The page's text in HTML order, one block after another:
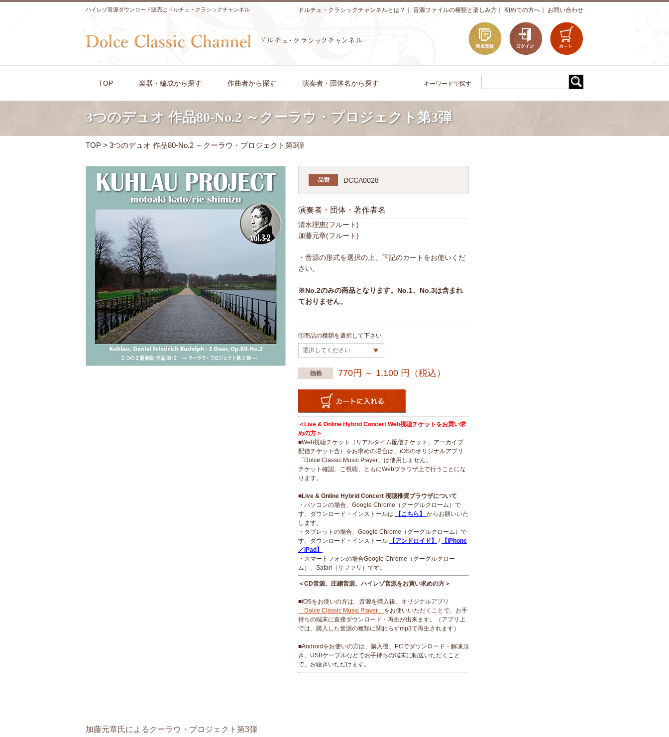
ハイレゾ音源ダウンロード販売はドルチェ・クラシックチャンネル お問い合わせ
初めての方へ
音源ファイルの種類と楽しみ方
ドルチェ・クラシックチャンネルとは？
TOP 楽器・編成から探す 作曲者から探す 演奏者・団体名から探す キーワードで探す
3つのデュオ 作品80-No.2 ～クーラウ・プロジェクト第3弾
TOP > 3つのデュオ 作品80-No.2 ～クーラウ・プロジェクト第3弾
DCCA0028
演奏者・団体・著作者名
清水理恵(フルート)
加藤元章(フルート)
・音源の形式を選択の上、下記のカートをお使いくだ
さい。
※No.2のみの商品となります。No.1、No.3は含まれ
ておりません。
①商品の種類を選択して下さい
770円 ～ 1,100 円（税込）
＜Live & Online Hybrid Concert Web視聴チケットをお買い求
めの方＞
■Web視聴チケット（リアルタイム配信チケット、アーカイブ
配信チケット含）をお求めの場合は、iOSのオリジナルアプリ
「Dolce Classic Music Player」は使用しません。
チケット確認、ご視聴、ともにWebブラウザ上で行うことにな
ります。
■Live & Online Hybrid Concert 視聴推奨ブラウザについて
・パソコンの場合、Google Chrome（グーグルクローム）で
す。ダウンロード・インストールは
【こちら】
からお願いいた
します。
・タブレットの場合、Google Chrome（グーグルクローム）で
す。ダウンロード・インストール
【アンドロイド】 /
【iPhone
／iPad】
・スマートフォンの場合Google Chrome（グーグルクロー
ム）、Safari（サファリ）です。
＜CD音源、圧縮音源、ハイレゾ音源をお買い求めの方＞
■iOSをお使いの方は、音源を購入後、オリジナルアプリ
「Dolce Classic Music Player」 をお使いいただくことで、お手
持ちの端末に直接ダウンロード・再生が出来ます。（アプリ上
では、購入した音源の種類に関わらずmp3で再生されます）
■Androidをお使いの方は、購入後、PCでダウンロード・解凍頂
き、USBケーブルなどでお手持ちの端末に転送いただくこと
で、お聴きいただけます。
加藤元章氏によるクーラウ・プロジェクト第3弾